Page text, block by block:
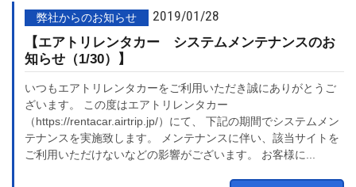
弊社からのお知らせ 2019/01/28
【エアトリレンタカー システムメンテナンスのお
知らせ（1/30）】
いつもエアトリレンタカーをご利用いただき誠にありがとうご
ざいます。 この度はエアトリレンタカー
（https://rentacar.airtrip.jp/）にて、 下記の期間でシステムメン
テナンスを実施致します。 メンテナンスに伴い、該当サイトを
ご利用いただけないなどの影響がございます。 お客様に...